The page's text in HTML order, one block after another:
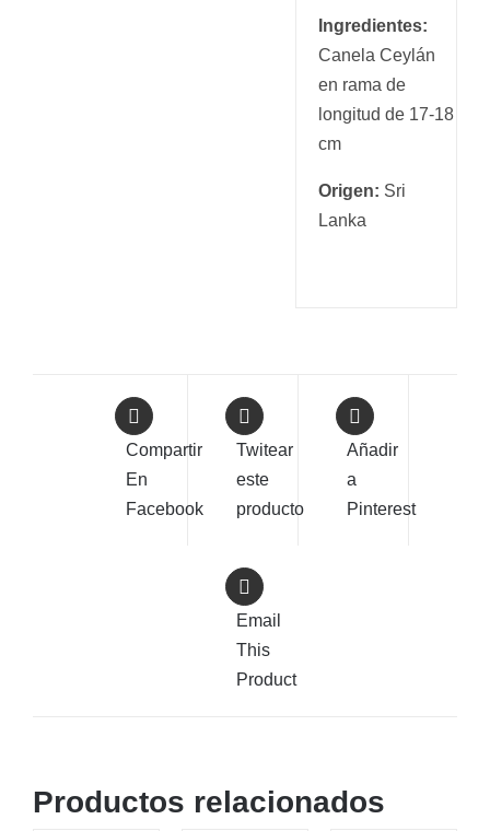
Ingredientes:
Canela Ceylán
en rama de
longitud de 17-18
cm
Origen: Sri
Lanka
Compartir
En
Facebook
Twitear
este
producto
Añadir
a
Pinterest
Email
This
Product
Productos relacionados